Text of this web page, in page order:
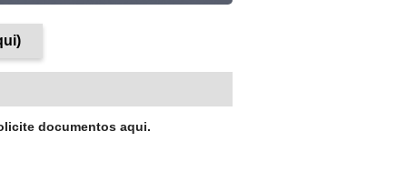
documentos aqui.